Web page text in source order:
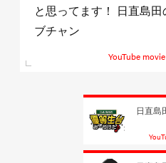
と思ってます！ 日直島田
ブチャン
YouTube
日直島